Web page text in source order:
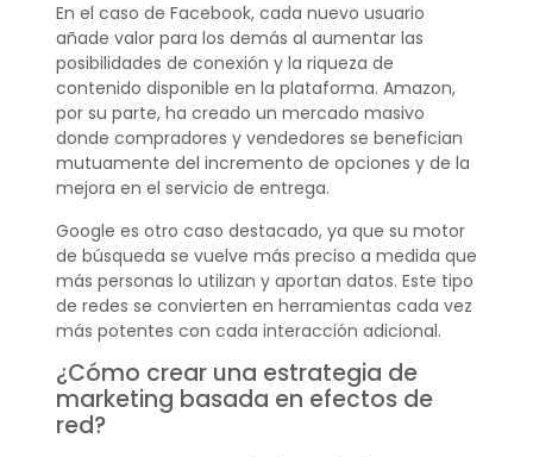
En el caso de Facebook, cada nuevo usuario
añade valor para los demás al aumentar las
posibilidades de conexión y la riqueza de
contenido disponible en la plataforma. Amazon,
por su parte, ha creado un mercado masivo
donde compradores y vendedores se benefician
mutuamente del incremento de opciones y de la
mejora en el servicio de entrega.
Google es otro caso destacado, ya que su motor
de búsqueda se vuelve más preciso a medida que
más personas lo utilizan y aportan datos. Este tipo
de redes se convierten en herramientas cada vez
más potentes con cada interacción adicional.
¿Cómo crear una estrategia de
marketing basada en efectos de
red?